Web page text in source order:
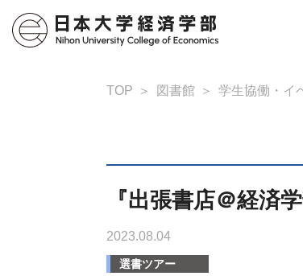
TOP 図書館 学生協働・イ
『出張書店＠経済
2023.08.04
選書ツアー